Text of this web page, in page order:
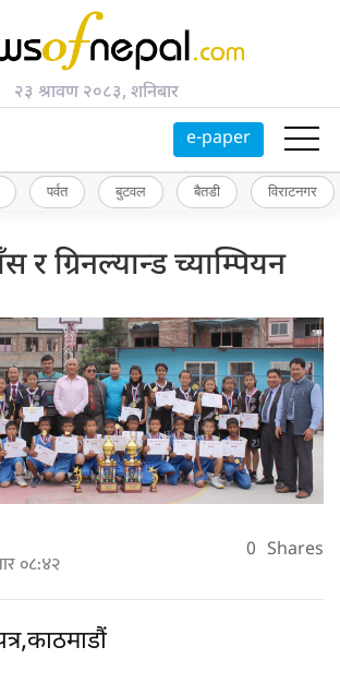
२३ श्रावण २०८३, शनिबार
e-paper
पर्वत बुटवल बैतडी विराटनगर
र ग्रिनल्यान्ड च्याम्पियन
०८:४२ 0 Shares